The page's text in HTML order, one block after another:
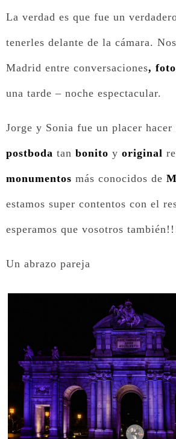
La verdad es que fue un
tenerles delante de la cámara.
Madrid entre conversaciones,
una tarde – noche espectacular.
Jorge y Sonia fue un placer hacer
postboda tan bonito y original
monumentos más conocidos de
estamos super contentos con el
esperamos que vosotros
Un abrazo pareja